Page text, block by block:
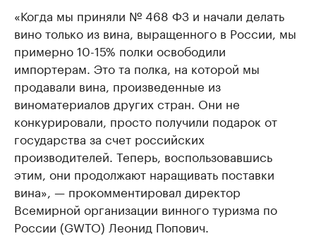
«Когда мы приняли № 468 ФЗ и начали делать
вино только из вина, выращенного в России, мы
примерно 10-15% полки освободили
импортерам. Это та полка, на которой мы
продавали вина, произведенные из
виноматериалов других стран. Они не
конкурировали, просто получили подарок от
государства за счет российских
производителей. Теперь, воспользовавшись
этим, они продолжают наращивать поставки
вина», — прокомментировал директор
Всемирной организации винного туризма по
России (GWTO) Леонид Попович.